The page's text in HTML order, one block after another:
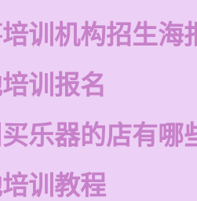
训机构招生海
训报名
乐器的店有哪
训教程